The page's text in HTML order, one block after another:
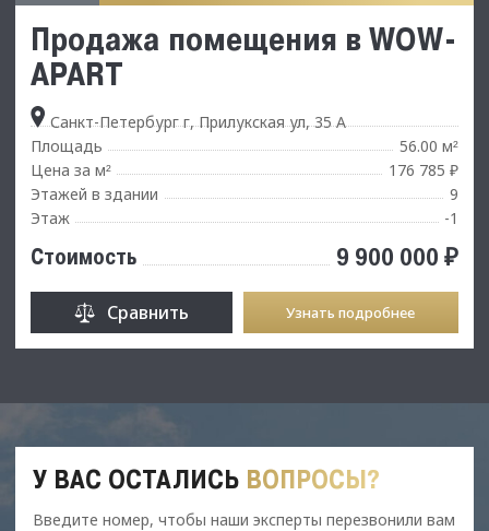
Продажа помещения в WOW-
APART
Санкт-Петербург г, Прилукская ул, 35 А
Площадь
56.00 м²
Цена за м²
176 785 ₽
Этажей в здании
9
Этаж
-1
Стоимость 9 900 000 ₽
Сравнить Узнать подробнее
У ВАС ОСТАЛИСЬ ВОПРОСЫ?
Введите номер, чтобы наши эксперты перезвонили вам